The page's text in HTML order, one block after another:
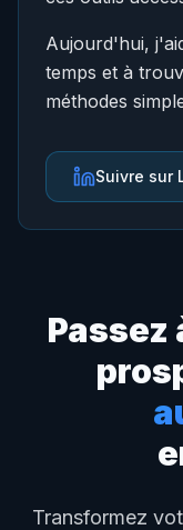
Aujourd'hui,
temps et à
méthodes
Suivre sur
Passez
Transformez